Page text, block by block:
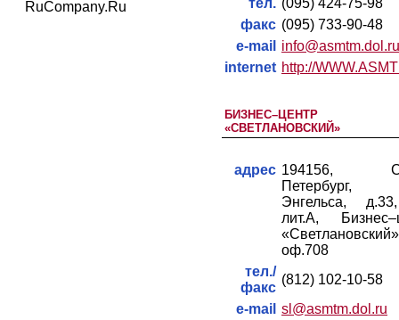
RuCompany.Ru
тел. (095) 424-75-98
факс (095) 733-90-48
e-mail
info@asmtm.dol.ru
internet http://
БИЗНЕС–ЦЕНТР
«СВЕТЛАНОВСКИЙ»
адрес 194156,
Энгельса,
лит.А,
оф.708
тел./
факс
(812) 102-10-58
e-mail sl@asmtm.dol.ru